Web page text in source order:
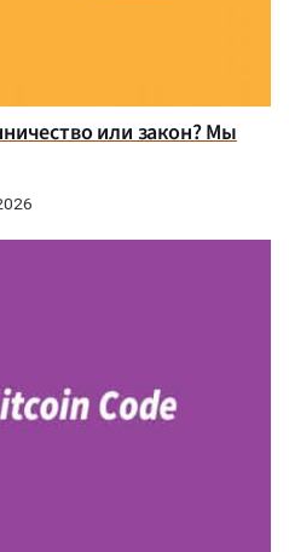
или закон? Мы